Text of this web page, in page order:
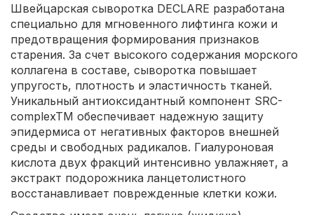
Швейцарская сыворотка DECLARE разработана
специально для мгновенного лифтинга кожи и
предотвращения формирования признаков
старения. За счет высокого содержания морского
коллагена в составе, сыворотка повышает
упругость, плотность и эластичность тканей.
Уникальный антиоксидантный компонент SRC-
complexTM обеспечивает надежную защиту
эпидермиса от негативных факторов внешней
среды и свободных радикалов. Гиалуроновая
кислота двух фракций интенсивно увлажняет, а
экстракт подорожника ланцетолистного
восстанавливает поврежденные клетки кожи.